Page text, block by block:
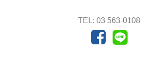
TEL: 03 563-0108